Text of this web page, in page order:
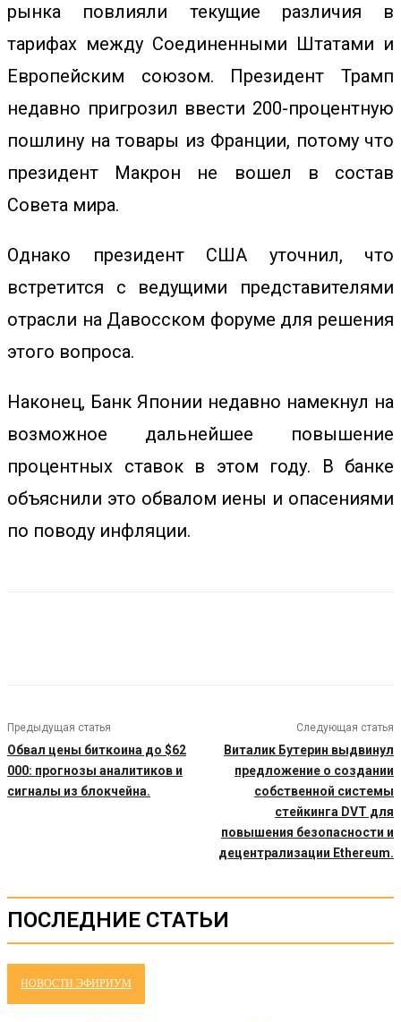
рынка повлияли текущие различия в
тарифах между Соединенными Штатами и
Европейским союзом. Президент Трамп
недавно пригрозил ввести 200-процентную
пошлину на товары из Франции, потому что
президент Макрон не вошел в состав
Совета мира.
Однако президент США уточнил, что
встретится с ведущими представителями
отрасли на Давосском форуме для решения
этого вопроса.
Наконец, Банк Японии недавно намекнул на
возможное дальнейшее повышение
процентных ставок в этом году. В банке
объяснили это обвалом иены и опасениями
по поводу инфляции.
Предыдущая статья
Обвал цены биткоина до $62
000: прогнозы аналитиков и
сигналы из блокчейна.
Следующая статья
Виталик Бутерин выдвинул
предложение о создании
собственной системы
стейкинга DVT для
повышения безопасности и
децентрализации Ethereum.
ПОСЛЕДНИЕ СТАТЬИ
НОВОСТИ ЭФИРИУМ